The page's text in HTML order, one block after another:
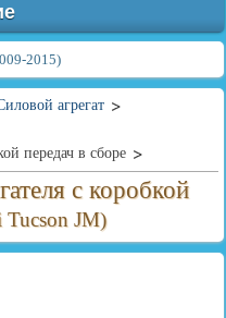
2015)
агрегат
передач в сборе
с коробкой
Tucson JM)